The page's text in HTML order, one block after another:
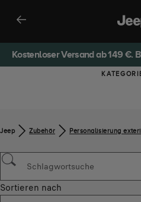
Kostenloser Versand ab 149 €.
Jeep Zubehör​ Personalisierung
Sortieren nach